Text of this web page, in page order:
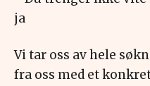
ja
Vi tar oss av hele
fra oss med et